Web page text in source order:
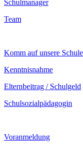
Schulmanager
Team
Komm auf unsere Schule
Kenntnisnahme
Elternbeitrag / Schulgeld
Schulsozialpädagogin
Voranmeldung